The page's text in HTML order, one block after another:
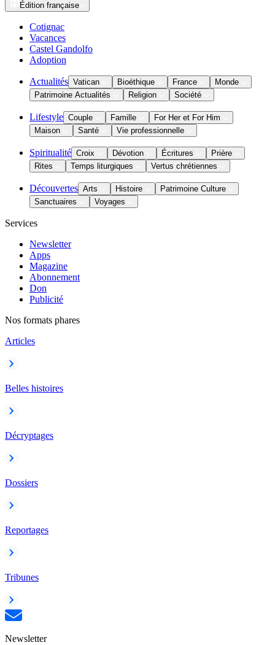
Édition française
Cotignac
Vacances
Castel Gandolfo
Adoption
Actualités Vatican Bioéthique France
Monde
Patrimoine Actualités
Religion Société
Lifestyle Couple Famille
For Her et For Him
Maison
Santé Vie professionnelle
Spiritualité Croix Dévotion Écritures
Prière
Rites
Temps liturgiques Vertus chrétiennes
Découvertes Arts Histoire
Patrimoine Culture
Sanctuaires
Voyages
Services
Newsletter
Apps
Magazine
Abonnement
Don
Publicité
Nos formats phares
Articles
Belles histoires
Décryptages
Dossiers
Reportages
Tribunes
Newsletter